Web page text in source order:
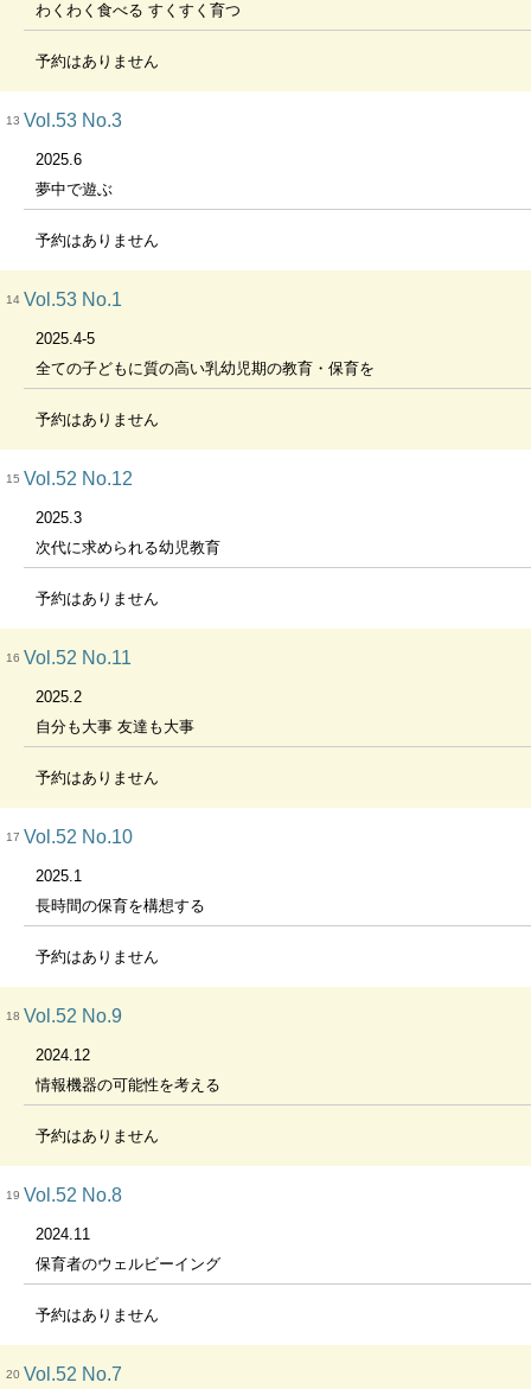
わくわく食べる すくすく育つ
予約はありません
13 Vol.53 No.3
2025.6
夢中で遊ぶ
予約はありません
14 Vol.53 No.1
2025.4-5
全ての子どもに質の高い乳幼児期の教育・保育を
予約はありません
15 Vol.52 No.12
2025.3
次代に求められる幼児教育
予約はありません
16 Vol.52 No.11
2025.2
自分も大事 友達も大事
予約はありません
17 Vol.52 No.10
2025.1
長時間の保育を構想する
予約はありません
18 Vol.52 No.9
2024.12
情報機器の可能性を考える
予約はありません
19 Vol.52 No.8
2024.11
保育者のウェルビーイング
予約はありません
20 Vol.52 No.7